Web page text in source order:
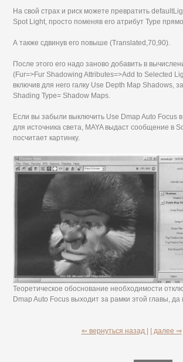
На свой страх и риск можете превратить
Spot Light, просто поменяв его атрибут Туре
А также сдвинув его повыше (Translated,70,90).
После этого его надо заново добавить в
(Fur=>Fur Shadowing Attributes=>Add to Selected
включив для него галку Use Depth Map Shadows,
Shading Туре= Shadow Maps.
Если вы забыли выключить Use Dmap Auto Focus
для источника света, MAYA выдаст сообщение в
посчитает картинку.
Теоретическое обоснование необходимости
Dmap Auto Focus выходит за рамки этой главы, да
⇐ вернуться назад | | далее ⇒